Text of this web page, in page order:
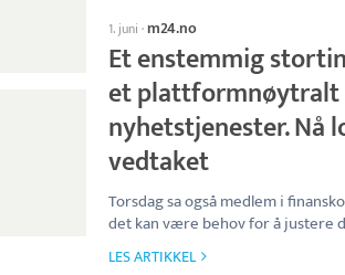
1. juni · m24.no
Et enstemmig
et
nyhetstjenester. Nå
vedtaket
Torsdag sa også medlem i
det kan være behov for å justere
LES ARTIKKEL